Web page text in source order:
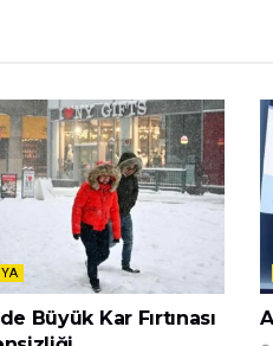
Büyük Kar Fırtınası